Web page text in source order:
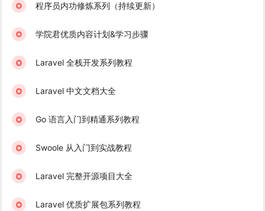
程序员内功修炼系列（持续更新）
学院君优质内容计划&学习步骤
Laravel 全栈开发系列教程
Laravel 中文文档大全
Go 语言入门到精通系列教程
Swoole 从入门到实战教程
Laravel 完整开源项目大全
Laravel 优质扩展包系列教程